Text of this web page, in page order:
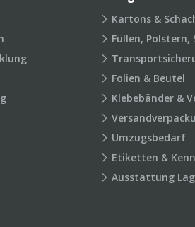
Kartons &
Füllen, Polstern,
Folien & Beutel
Klebebänder &
Umzugsbedarf
Etiketten &
Ausstattung